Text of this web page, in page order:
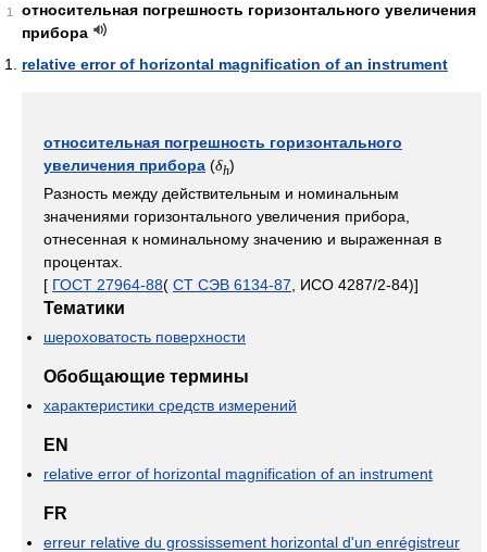
1
относительная погрешность горизонтального увеличения
прибора
relative error of horizontal magnification of an instrument
относительная погрешность горизонтального
увеличения прибора (δh)
Разность между действительным и номинальным
значениями горизонтального увеличения прибора,
отнесенная к номинальному значению и выраженная в
процентах.
[ ГОСТ 27964-88( СТ СЭВ 6134-87 , ИСО 4287/2-84)]
Тематики
шероховатость поверхности
Обобщающие термины
характеристики средств измерений
EN
relative error of horizontal magnification of an instrument
FR
erreur relative du grossissement horizontal d'un enrégistreur